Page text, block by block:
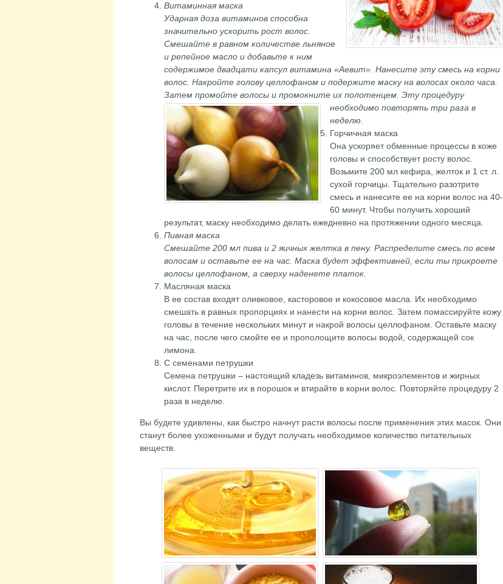
Витаминная маска
Ударная доза витаминов способна
значительно ускорить рост волос.
Смешайте в равном количестве льняное
и репейное масло и добавьте к ним
содержимое двадцати капсул витамина «Аевит». Нанесите эту смесь на корни
волос. Накройте голову целлофаном и подержите маску на волосах около часа.
Затем промойте волосы и промокните их полотенцем. Эту процедуру
необходимо повторять три раза в
неделю.
Горчичная маска
Она ускоряет обменные процессы в коже
головы и способствует росту волос.
Возьмите 200 мл кефира, желток и 1 ст. л.
сухой горчицы. Тщательно разотрите
смесь и нанесите ее на корни волос на 40-
60 минут. Чтобы получить хороший
результат, маску необходимо делать ежедневно на протяжении одного месяца.
Пивная маска
Смешайте 200 мл пива и 2 яичных желтка в пену. Распределите смесь по всем
волосам и оставьте ее на час. Маска будет эффективней, если ты прикроете
волосы целлофаном, а сверху наденете платок.
Масляная маска
В ее состав входят оливковое, касторовое и кокосовое масла. Их необходимо
смешать в равных пропорциях и нанести на корни волос. Затем помассируйте кожу
головы в течение нескольких минут и накрой волосы целлофаном. Оставьте маску
на час, после чего смойте ее и прополощите волосы водой, содержащей сок
лимона.
С семенами петрушки
Семена петрушки – настоящий кладезь витаминов, микроэлементов и жирных
кислот. Перетрите их в порошок и втирайте в корни волос. Повторяйте процедуру 2
раза в неделю.
Вы будете удивлены, как быстро начнут расти волосы после применения этих масок. Они
станут более ухоженными и будут получать необходимое количество питательных
веществ.